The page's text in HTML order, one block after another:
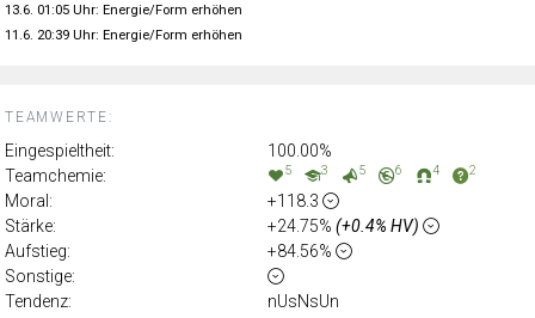
TEAMWERTE:
Eingespieltheit:
100.00%
Teamchemie:
5 3 5 6 4 2
Moral:
+118.3
Stärke:
+24.75% (+0.4% HV)
Aufstieg:
+84.56%
Sonstige:
Tendenz:
nUsNsUn
13.6. 01:05 Uhr: Energie/Form erhöhen
11.6. 20:39 Uhr: Energie/Form erhöhen